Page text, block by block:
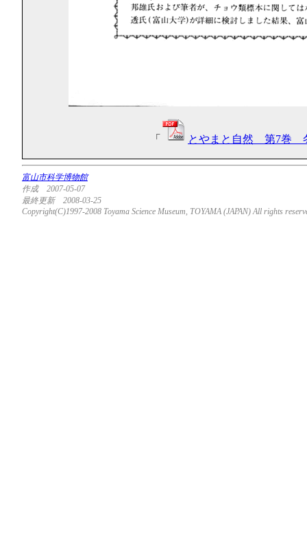
「 とやまと自然 第7巻
富山市科学博物館
作成 2007-05-07
最終更新 2008-03-25
Copyright(C)1997-2008 Toyama Science Museum, TOYAMA (JAPAN) All rights